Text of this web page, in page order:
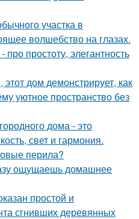
участка в
волшебство на глазах.
простоту, элегантность
дом демонстрирует, как
уютное пространство без
дома - это
свет и гармония.
перила?
ощущаешь домашнее
простой и
сгнивших деревянных